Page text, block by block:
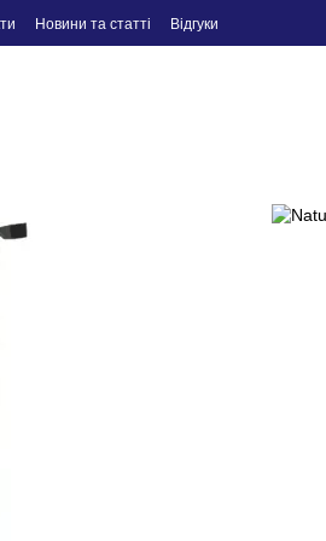
Новини та статті Відгуки